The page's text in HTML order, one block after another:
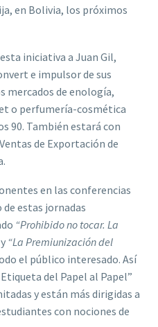
en Bolivia, los próximos
iniciativa a Juan Gil,
e impulsor de sus
mercados de enología,
o perfumería-cosmética
90. También estará con
de Exportación de
en las conferencias
estas jornadas
“Prohibido no tocar. La
y “La Premiunización del
el público interesado. Así
del Papel al Papel”
y están más dirigidas a
con nociones de